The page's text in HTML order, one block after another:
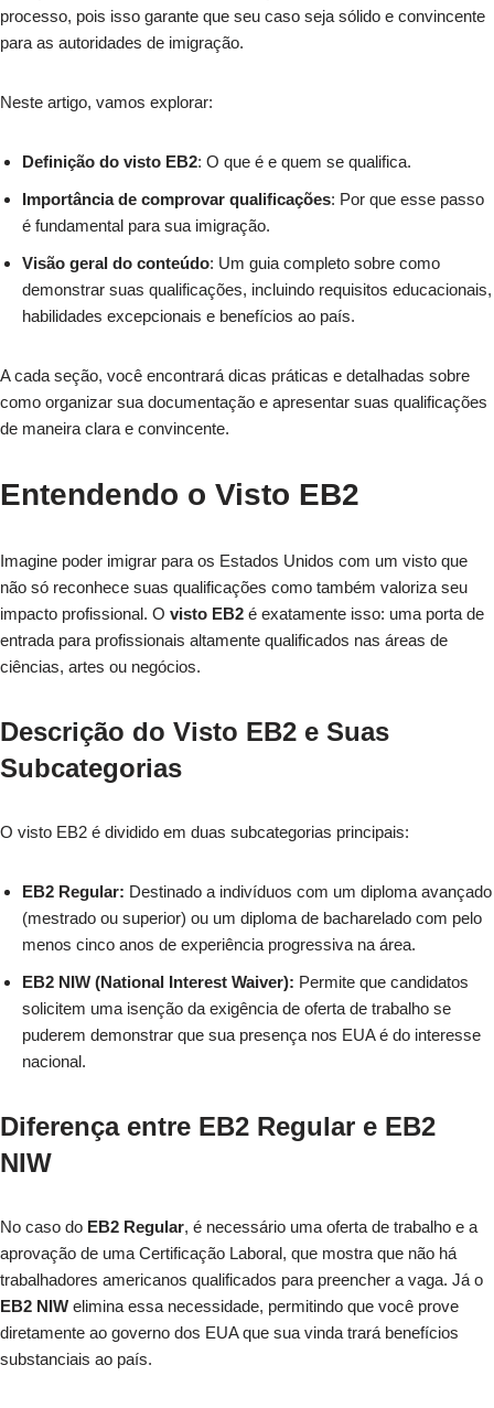
processo, pois isso garante que seu caso seja sólido e convincente
para as autoridades de imigração.
Neste artigo, vamos explorar:
Definição do visto EB2: O que é e quem se qualifica.
Importância de comprovar qualificações: Por que esse passo
é fundamental para sua imigração.
Visão geral do conteúdo: Um guia completo sobre como
demonstrar suas qualificações, incluindo requisitos educacionais,
habilidades excepcionais e benefícios ao país.
A cada seção, você encontrará dicas práticas e detalhadas sobre
como organizar sua documentação e apresentar suas qualificações
de maneira clara e convincente.
Entendendo o Visto EB2
Imagine poder imigrar para os Estados Unidos com um visto que
não só reconhece suas qualificações como também valoriza seu
impacto profissional. O visto EB2 é exatamente isso: uma porta de
entrada para profissionais altamente qualificados nas áreas de
ciências, artes ou negócios.
Descrição do Visto EB2 e Suas
Subcategorias
O visto EB2 é dividido em duas subcategorias principais:
EB2 Regular: Destinado a indivíduos com um diploma avançado
(mestrado ou superior) ou um diploma de bacharelado com pelo
menos cinco anos de experiência progressiva na área.
EB2 NIW (National Interest Waiver): Permite que candidatos
solicitem uma isenção da exigência de oferta de trabalho se
puderem demonstrar que sua presença nos EUA é do interesse
nacional.
Diferença entre EB2 Regular e EB2
NIW
No caso do EB2 Regular, é necessário uma oferta de trabalho e a
aprovação de uma Certificação Laboral, que mostra que não há
trabalhadores americanos qualificados para preencher a vaga. Já o
EB2 NIW elimina essa necessidade, permitindo que você prove
diretamente ao governo dos EUA que sua vinda trará benefícios
substanciais ao país.